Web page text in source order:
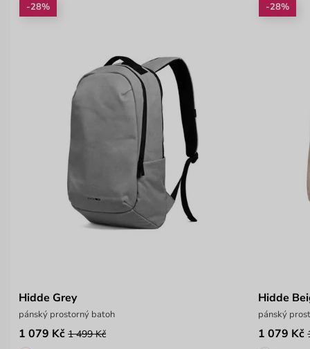
-28%
Hidde Grey
pánský prostorný batoh
1 079 Kč 1 499 Kč
-28%
Hidde
pánský
1 079 Kč